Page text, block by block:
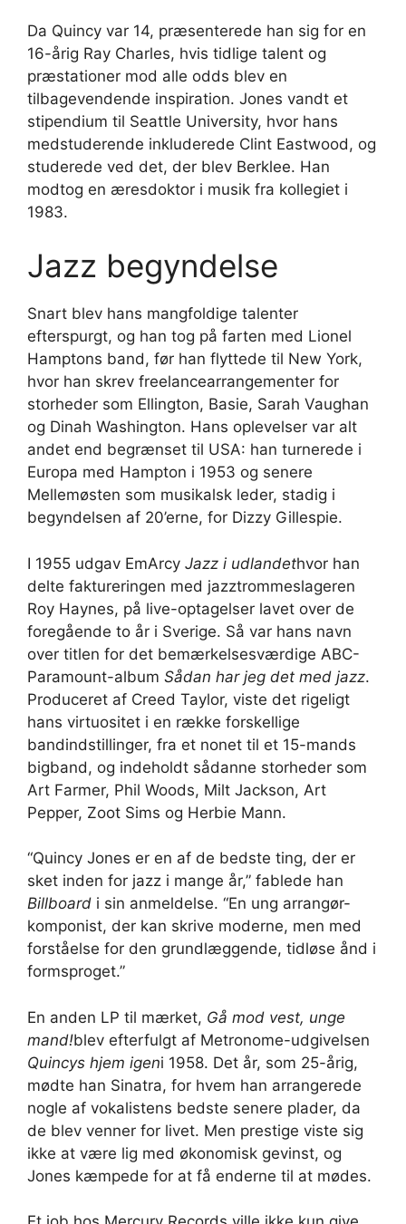
Da Quincy var 14, præsenterede han sig for en
16-årig Ray Charles, hvis tidlige talent og
præstationer mod alle odds blev en
tilbagevendende inspiration. Jones vandt et
stipendium til Seattle University, hvor hans
medstuderende inkluderede Clint Eastwood, og
studerede ved det, der blev Berklee. Han
modtog en æresdoktor i musik fra kollegiet i
1983.
Jazz begyndelse
Snart blev hans mangfoldige talenter
efterspurgt, og han tog på farten med Lionel
Hamptons band, før han flyttede til New York,
hvor han skrev freelancearrangementer for
storheder som Ellington, Basie, Sarah Vaughan
og Dinah Washington. Hans oplevelser var alt
andet end begrænset til USA: han turnerede i
Europa med Hampton i 1953 og senere
Mellemøsten som musikalsk leder, stadig i
begyndelsen af ​​20’erne, for Dizzy Gillespie.
I 1955 udgav EmArcy Jazz i udlandethvor han
delte faktureringen med jazztrommeslageren
Roy Haynes, på live-optagelser lavet over de
foregående to år i Sverige. Så var hans navn
over titlen for det bemærkelsesværdige ABC-
Paramount-album Sådan har jeg det med jazz.
Produceret af Creed Taylor, viste det rigeligt
hans virtuositet i en række forskellige
bandindstillinger, fra et nonet til et 15-mands
bigband, og indeholdt sådanne storheder som
Art Farmer, Phil Woods, Milt Jackson, Art
Pepper, Zoot Sims og Herbie Mann.
“Quincy Jones er en af ​​de bedste ting, der er
sket inden for jazz i mange år,” fablede han
Billboard i sin anmeldelse. “En ung arrangør-
komponist, der kan skrive moderne, men med
forståelse for den grundlæggende, tidløse ånd i
formsproget.”
En anden LP til mærket, Gå mod vest, unge
mand!blev efterfulgt af Metronome-udgivelsen
Quincys hjem igeni 1958. Det år, som 25-årig,
mødte han Sinatra, for hvem han arrangerede
nogle af vokalistens bedste senere plader, da
de blev venner for livet. Men prestige viste sig
ikke at være lig med økonomisk gevinst, og
Jones kæmpede for at få enderne til at mødes.